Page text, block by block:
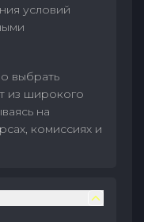
условий
выбрать
из широкого
на
комиссиях и